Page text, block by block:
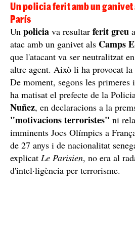
Un policia ferit amb un ganivet
París
Un policia va resultar ferit greu
atac amb un ganivet als Camps
que l'atacant va ser neutralitzat
altre agent. Això li ha provocat la
De moment, segons les primeres
ha matisat el prefecte de la
Nuñez, en declaracions a la
"motivacions terroristes" ni
imminents Jocs Olímpics a
de 27 anys i de nacionalitat
explicat Le Parisien, no era al
d'intel·ligència per terrorisme.